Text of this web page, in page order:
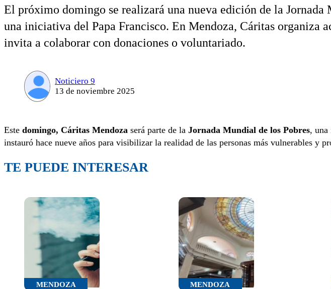
El próximo domingo se realizará una nueva edición de la Jornada
una iniciativa del Papa Francisco. En Mendoza, Cáritas organiza
invita a colaborar con donaciones o voluntariado.
Noticiero 9
13 de noviembre 2025
Este domingo, Cáritas Mendoza será parte de la Jornada Mundial de los Pobres,
instauró hace nueve años para visibilizar la realidad de las personas más vulnerables y
TE PUEDE INTERESAR
MENDOZA MENDOZA